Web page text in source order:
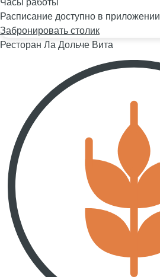
Часы работы
Расписание доступно в приложении
Забронировать столик
Ресторан Ла Дольче Вита